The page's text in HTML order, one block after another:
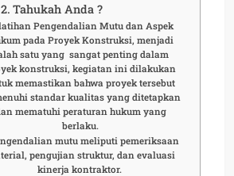
Tahukah Anda ?
Pengendalian Mutu dan Aspek
pada Proyek Konstruksi, menjadi
satu yang sangat penting dalam
konstruksi, kegiatan ini dilakukan
memastikan bahwa proyek tersebut
standar kualitas yang ditetapkan
mematuhi peraturan hukum yang
berlaku.
mutu meliputi pemeriksaan
pengujian struktur, dan evaluasi
kinerja kontraktor.